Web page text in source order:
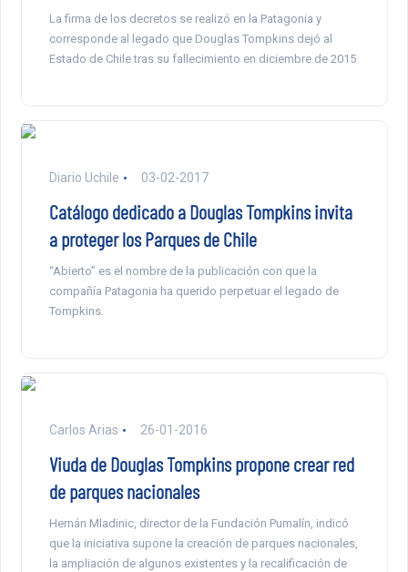
La firma de los decretos se realizó en la Patagonia y
corresponde al legado que Douglas Tompkins dejó al
Estado de Chile tras su fallecimiento en diciembre de 2015
Diario Uchile 03-02-2017
Catálogo dedicado a Douglas Tompkins invita
a proteger los Parques de Chile
“Abierto” es el nombre de la publicación con que la
compañía Patagonia ha querido perpetuar el legado de
Tompkins.
Carlos Arias 26-01-2016
Viuda de Douglas Tompkins propone crear red
de parques nacionales
Hernán Mladinic, director de la Fundación Pumalín, indicó
que la iniciativa supone la creación de parques nacionales,
la ampliación de algunos existentes y la recalificación de